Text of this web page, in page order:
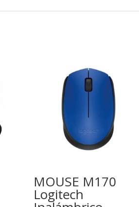
MOUSE M170
Logitech